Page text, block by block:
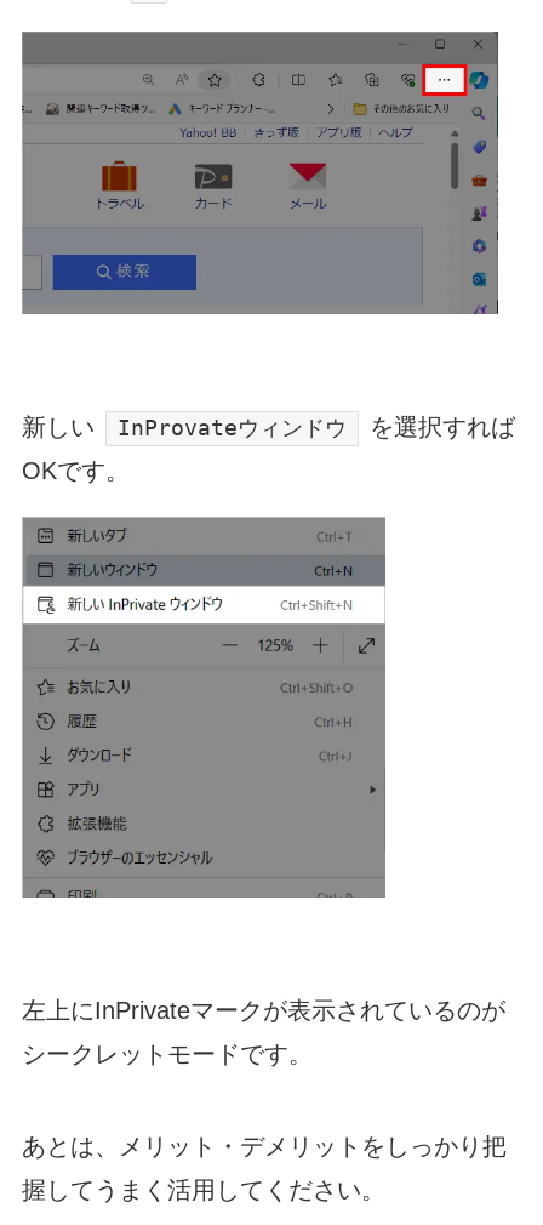
新しい InProvateウィンドウ
を選択すれば
OKです。
左上にInPrivateマークが表示されているのが
シークレットモードです。
あとは、メリット・デメリットをしっかり把
握してうまく活用してください。